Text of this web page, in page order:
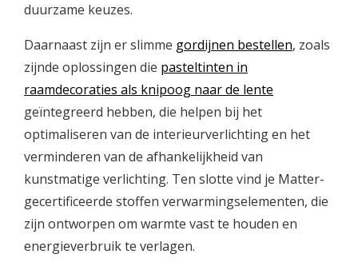
duurzame keuzes.
Daarnaast zijn er slimme gordijnen bestellen, zoals
zijnde oplossingen die pasteltinten in
raamdecoraties als knipoog naar de lente
geïntegreerd hebben, die helpen bij het
optimaliseren van de interieurverlichting en het
verminderen van de afhankelijkheid van
kunstmatige verlichting. Ten slotte vind je Matter-
gecertificeerde stoffen verwarmingselementen, die
zijn ontworpen om warmte vast te houden en
energieverbruik te verlagen.